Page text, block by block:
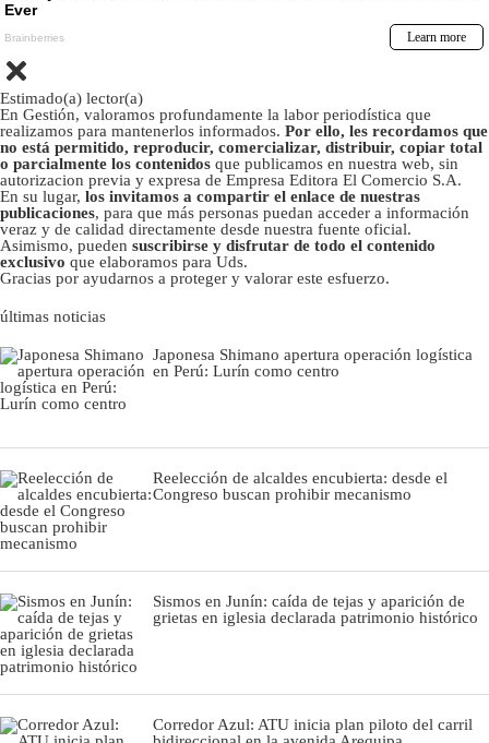
Estimado(a) lector(a)
En Gestión, valoramos profundamente la labor periodística que
realizamos para mantenerlos informados. Por ello, les recordamos que
no está permitido, reproducir, comercializar, distribuir, copiar total
o parcialmente los contenidos que publicamos en nuestra web, sin
autorizacion previa y expresa de Empresa Editora El Comercio S.A.
En su lugar, los invitamos a compartir el enlace de nuestras
publicaciones, para que más personas puedan acceder a información
veraz y de calidad directamente desde nuestra fuente oficial.
Asimismo, pueden suscribirse y disfrutar de todo el contenido
exclusivo que elaboramos para Uds.
Gracias por ayudarnos a proteger y valorar este esfuerzo.
últimas noticias
Japonesa Shimano apertura operación logística
en Perú: Lurín como centro
Reelección de alcaldes encubierta: desde el
Congreso buscan prohibir mecanismo
Sismos en Junín: caída de tejas y aparición de
grietas en iglesia declarada patrimonio histórico
Corredor Azul: ATU inicia plan piloto del carril